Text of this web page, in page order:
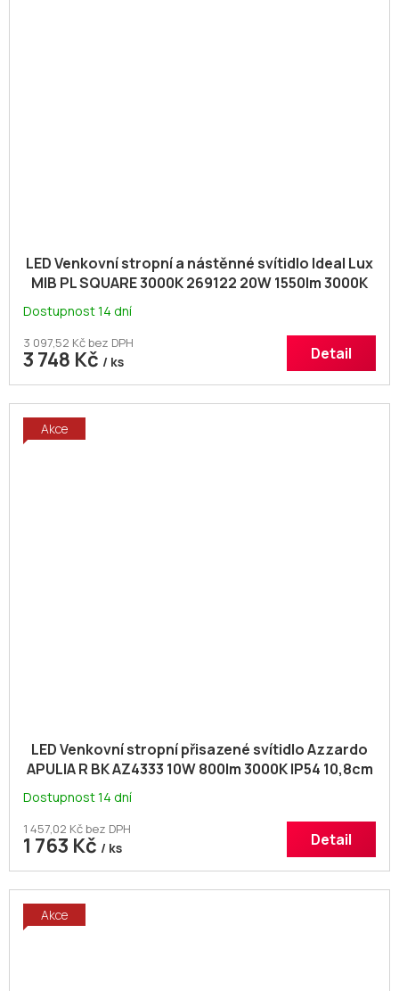
LED Venkovní stropní a nástěnné svítidlo Ideal Lux
MIB PL SQUARE 3000K 269122 20W 1550lm 3000K
IP65 30cm čtvercové bílé
Dostupnost 14 dní
3 097,52 Kč bez DPH
3 748 Kč / ks Detail
Akce
LED Venkovní stropní přisazené svítidlo Azzardo
APULIA R BK AZ4333 10W 800lm 3000K IP54 10,8cm
Dostupnost 14 dní
1 457,02 Kč bez DPH
1 763 Kč / ks Detail
Akce